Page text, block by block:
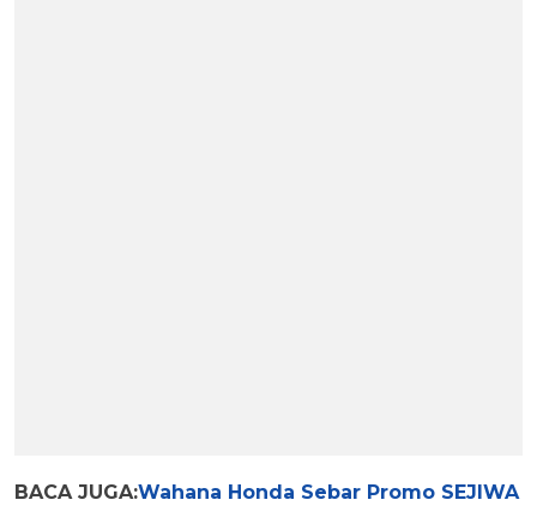
BACA JUGA:Wahana Honda Sebar Promo SEJIWA